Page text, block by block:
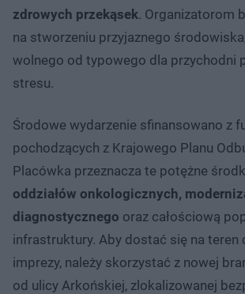
zdrowych przekąsek. Organizatorom
na stworzeniu przyjaznego
wolnego od typowego dla przychodni
stresu.
Środowe wydarzenie sfinansowano z
pochodzących z Krajowego Planu
Placówka przeznacza te potężne
oddziałów onkologicznych,
diagnostycznego oraz całościową
infrastruktury. Aby dostać się na teren
imprezy, należy skorzystać z nowej
od ulicy Arkońskiej, zlokalizowanej